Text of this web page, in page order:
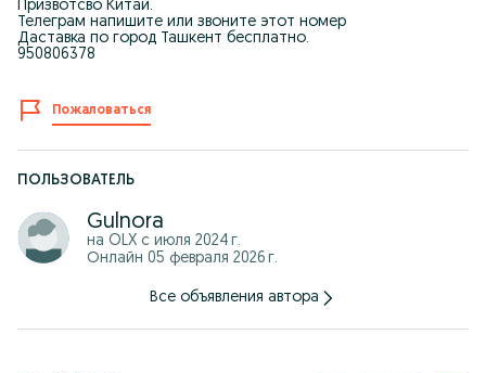
Призвотсво Китай.
Телеграм напишите или звоните этот номер
Даставка по город Ташкент бесплатно.
950806378
Пожаловаться
ПОЛЬЗОВАТЕЛЬ
Gulnora
на OLX с июля 2024 г.
Онлайн 05 февраля 2026 г.
Все объявления автора